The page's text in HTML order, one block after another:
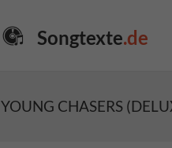
Songtexte.de
YOUNG CHASERS